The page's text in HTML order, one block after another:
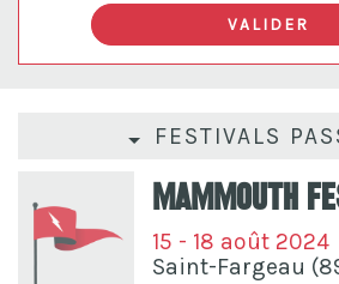
FESTIVALS
Mammouth
15 - 18 août 2024
Saint-Fargeau